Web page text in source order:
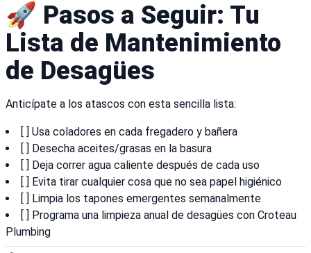
🚀 Pasos a Seguir: Tu
Lista de Mantenimiento
de Desagües
Anticípate a los atascos con esta sencilla lista:
[ ] Usa coladores en cada fregadero y bañera
[ ] Desecha aceites/grasas en la basura
[ ] Deja correr agua caliente después de cada uso
[ ] Evita tirar cualquier cosa que no sea papel higiénico
[ ] Limpia los tapones emergentes semanalmente
[ ] Programa una limpieza anual de desagües con Croteau
Plumbing